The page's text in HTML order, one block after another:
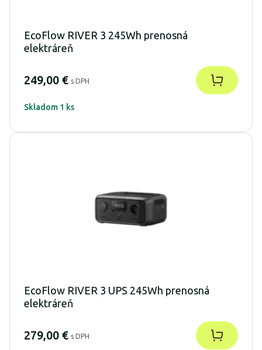
EcoFlow RIVER 3 245Wh prenosná
elektráreň
249,00 € s DPH
Skladom 1 ks
EcoFlow RIVER 3 UPS 245Wh prenosná
elektráreň
279,00 € s DPH